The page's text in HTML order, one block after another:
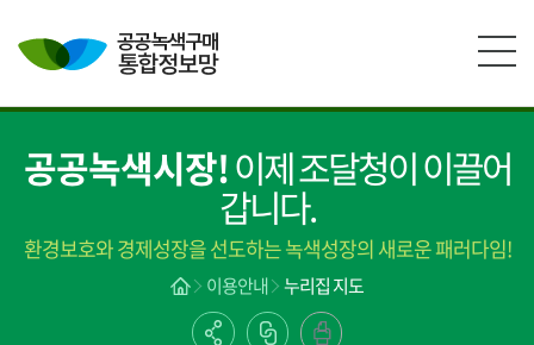
공공녹색시장!이제 조달청이 이끌어
갑니다.
환경보호와 경제성장을 선도하는 녹색성장의 새로운 패러다임!
이용안내 누리집 지도